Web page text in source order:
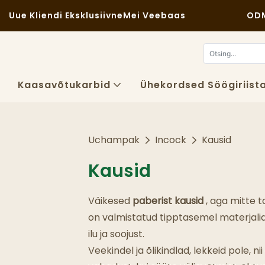
Uue Kliendi EksklusiivneMei Veebaas
Kaasavõtukarbid Ühekordsed
Uchampak Incock Kausid
Kausid
Väikesed paberist kausid, aga mitte
on valmistatud tipptasemel
ilu ja soojust.
Veekindel ja õlikindlad, lekkeid pole,